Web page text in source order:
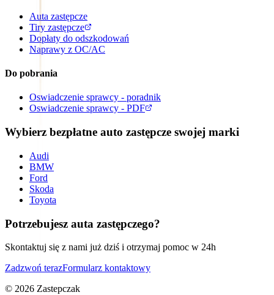
Auta zastępcze
Tiry zastępcze
Dopłaty do odszkodowań
Naprawy z OC/AC
Do pobrania
Oswiadczenie sprawcy - poradnik
Oswiadczenie sprawcy - PDF
Wybierz bezpłatne auto zastępcze swojej marki
Audi
BMW
Ford
Skoda
Toyota
Potrzebujesz auta zastępczego?
Skontaktuj się z nami już dziś i otrzymaj pomoc w 24h
Zadzwoń terazFormularz kontaktowy
© 2026 Zastepczak